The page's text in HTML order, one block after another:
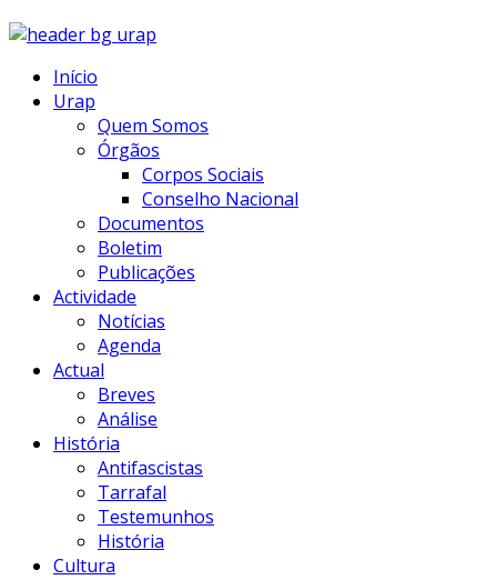
Início
Urap
Quem Somos
Órgãos
Corpos Sociais
Conselho Nacional
Documentos
Boletim
Publicações
Actividade
Notícias
Agenda
Actual
Breves
Análise
História
Antifascistas
Tarrafal
Testemunhos
História
Cultura